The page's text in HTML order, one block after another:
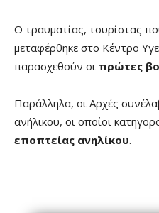
Ο τραυματίας, τουρίστας
μεταφέρθηκε στο Κέντρο
παρασχεθούν οι πρώτες
Παράλληλα, οι Αρχές
ανήλικου, οι οποίοι
εποπτείας ανηλίκου.